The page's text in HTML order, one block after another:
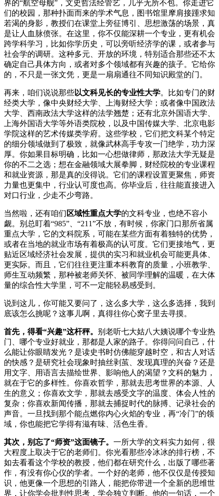
界的“航空母舰”，文史哲法经管艺，几乎无所不包。你走进它
们的校园，那种扑面而来的学术气息，图书馆里摩肩接踵求知
若渴的身影，教授们在课堂上旁征博引、思想激荡的场景，真
是让人血脉偾张。在这里，你不仅能深耕一个专业，更有机会
跨学科学习，比如你学历史，可以旁听经济学的课，或者参与
社会学的调研。这种多元、开放的环境，特别适合那些还不太
确定自己具体方向，或者对多个领域都有兴趣的孩子。它给你
的，不只是一张文凭，更是一扇扇通往不同知识殿堂的门。
再来，咱们说说那些以文科见长的专业性大学。比如专门的财
经类大学，像中央财经大学、上海财经大学；或者像中国政法
大学、西南政法大学这样的法学翘楚；还有北京外国语大学、
上海外国语大学等外语类院校，以及中国传媒大学、北京电影
学院这样的艺术传媒类学府。这些学校，它们把文科某个特定
的细分领域做到了极致，就像武林高手专攻一门绝学，功力深
厚。你如果目标明确，比如一心想做律师，那政法大学无疑是
你的不二之选；想在金融领域大展拳脚，财经院校的专业课程
和就业资源，那是真的没得说。它们的课程设置更聚焦，师资
力量也更集中，行业认可度也高。你毕业后，往往能直接进入
对口行业，少走不少弯路。
当然啦，还有咱们 区域性重点大学的文科专业，也绝不容小
觑。别总盯着“985”、“211”不放，有时候，你家门口那所省属
重点大学，它的文科院系，可能在某些方面有着独特的优势，
或者在当地的就业市场有着极高的认可度。它们更接地气，更
贴近区域经济社会发展，提供的实习和就业机会可能更具体、
更实际。而且，它们往往更注重本科教育的质量，小班教学、
师生互动频繁，那种被老师关怀、被同学理解的温暖，在大体
量的综合性大学里，可不一定能轻易感受到。
说到这儿，你可能又要问了，这么多大学，这么多选择，我到
底该怎么挑呢？这事儿啊，真得往你心窝子里去寻摸。
首先，得看“兴趣”这杆秤。 别老听七大姑八大姨说哪个专业热
门、哪个专业好就业，那都是人家的路子。你得问问自己，什
么能让你眼睛发光？是读史书时仿佛能穿越时空，和古人对话
的快感？是研究社会现象时抽丝剥茧、发现真理的兴奋？还是
用文字、用语言去描绘世界、影响他人的渴望？文科的魅力，
就在于它的多样性。你喜欢哲学，那就去思考世界的本源、人
生的意义；你喜欢文学，那就去感受文字的温度、体会人性的
复杂；你喜欢新闻传播，那就去捕捉时代的脉搏、记录社会的
声音。一旦找到那个能点燃你内心火焰的专业，再“冷门”的领
域，你也能把它学得有滋有味、活色生香。
其次，别忘了“师资”这面镜子。 一所大学的文科实力如何，很
大程度上取决于它的老师们。你光看那些冷冰冰的排行榜，不
如去看看这个学校的教授，他们都在研究什么，出版了哪些著
作，有没有你心仪的学者。一个好的老师，他不仅仅是传授知
识，他更像一个思想的引路人，能把你带进一个全新的思维世
界，让你学会批判性思考，学会独立判断。他的一句话，一个